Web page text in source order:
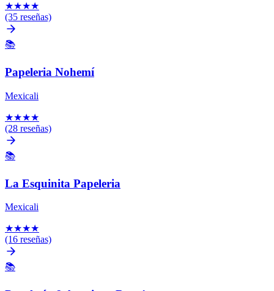
★★★★
(35 reseñas)
📚
Papeleria Nohemí
Mexicali
★★★★
(28 reseñas)
📚
La Esquinita Papeleria
Mexicali
★★★★
(16 reseñas)
📚